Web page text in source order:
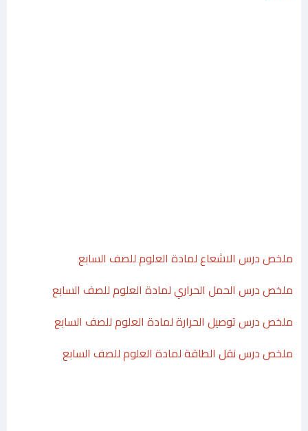
ملخص درس الاشعاع لمادة العلوم للصف السابع
ملخص درس الحمل الحراري لمادة العلوم للصف السابع
ملخص درس توصيل الحرارة لمادة العلوم للصف السابع
ملخص درس نقل الطاقة لمادة العلوم للصف السابع